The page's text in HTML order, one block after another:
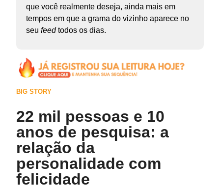
que você realmente deseja, ainda mais em
tempos em que a grama do vizinho aparece no
seu feed todos os dias.
BIG STORY
22 mil pessoas e 10
anos de pesquisa: a
relação da
personalidade com
felicidade